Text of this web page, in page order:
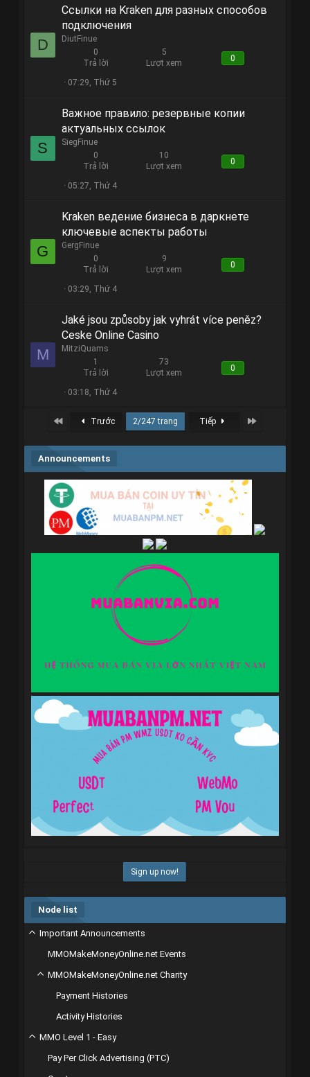
D
Ссылки на Kraken для разных способов
подключения
DiutFinue
0
Trả lời
5
Lượt xem
0
07:29, Thứ 5
S
Важное правило: резервные копии
актуальных ссылок
SiegFinue
0
Trả lời
10
Lượt xem
0
05:27, Thứ 4
G
Kraken ведение бизнеса в даркнете
ключевые аспекты работы
GergFinue
0
Trả lời
9
Lượt xem
0
03:29, Thứ 4
M
Jaké jsou způsoby jak vyhrát více peněz?
Ceske Online Casino
MitziQuams
1
Trả lời
73
Lượt xem
0
03:18, Thứ 4
First Trước 2/247 trang Tiếp
Announcements
Sign up now!
Node list
Important Announcements
MMOMakeMoneyOnline.net Events
MMOMakeMoneyOnline.net Charity
Payment Histories
Activity Histories
MMO Level 1 - Easy
Pay Per Click Advertising (PTC)